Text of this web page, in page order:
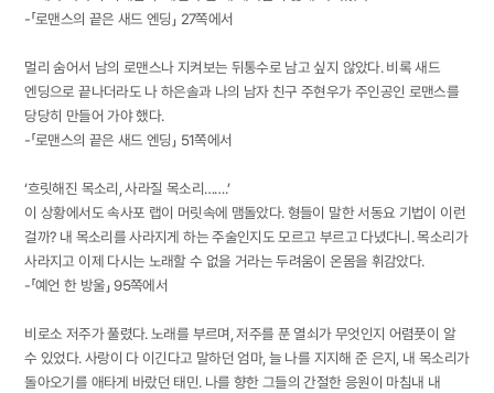
-「로맨스의 끝은 새드 엔딩」 27쪽에서
멀리 숨어서 남의 로맨스나 지켜보는 뒤통수로 남고 싶지 않았다. 비록 새드
엔딩으로 끝나더라도 나 하은솔과 나의 남자 친구 주현우가 주인공인 로맨스를
당당히 만들어 가야 했다.
-「로맨스의 끝은 새드 엔딩」 51쪽에서
‘흐릿해진 목소리, 사라질 목소리…….’
이 상황에서도 속사포 랩이 머릿속에 맴돌았다. 형들이 말한 서동요 기법이 이런
걸까? 내 목소리를 사라지게 하는 주술인지도 모르고 부르고 다녔다니. 목소리가
사라지고 이제 다시는 노래할 수 없을 거라는 두려움이 온몸을 휘감았다.
-「예언 한 방울」 95쪽에서
비로소 저주가 풀렸다. 노래를 부르며, 저주를 푼 열쇠가 무엇인지 어렴풋이 알
수 있었다. 사랑이 다 이긴다고 말하던 엄마, 늘 나를 지지해 준 은지, 내 목소리가
돌아오기를 애타게 바랐던 태민. 나를 향한 그들의 간절한 응원이 마침내 내